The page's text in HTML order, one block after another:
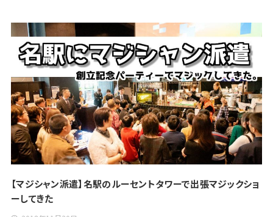
【マジシャン派遣】名駅のルーセントタワーで出張マジックショ
ーしてきた